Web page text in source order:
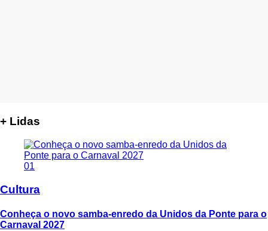
+ Lidas
01
Cultura
Conheça o novo samba-enredo da Unidos da Ponte para o
Carnaval 2027